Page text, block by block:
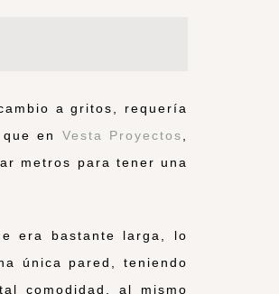
a gritos, requería
en Vesta Proyectos
metros para tener una
era bastante larga, lo
única pared, teniendo
comodidad, al mismo